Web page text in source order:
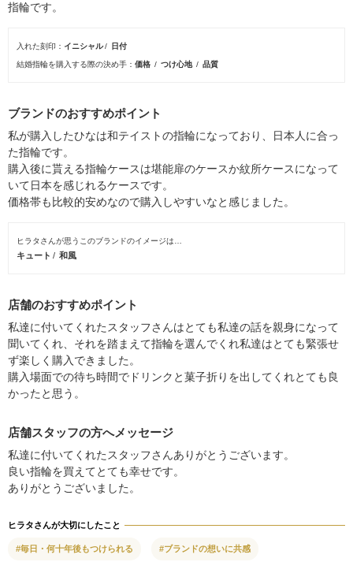
指輪です。
入れた刻印 イニシャル 日付
結婚指輪を購入する際の決め手 価格 つけ心地 品質
ブランドのおすすめポイント
私が購入したひなは和テイストの指輪になっており、日本人に合っ
た指輪です。
購入後に貰える指輪ケースは堪能扉のケースか紋所ケースになって
いて日本を感じれるケースです。
価格帯も比較的安めなので購入しやすいなと感じました。
ヒラタさんが思うこのブランドのイメージは…
キュート 和風
店舗のおすすめポイント
私達に付いてくれたスタッフさんはとても私達の話を親身になって
聞いてくれ、それを踏まえて指輪を選んでくれ私達はとても緊張せ
ず楽しく購入できました。
購入場面での待ち時間でドリンクと菓子折りを出してくれとても良
かったと思う。
店舗スタッフの方へメッセージ
私達に付いてくれたスタッフさんありがとうございます。
良い指輪を買えてとても幸せです。
ありがとうございました。
ヒラタさんが大切にしたこと
#毎日・何十年後もつけられる #ブランドの想いに共感